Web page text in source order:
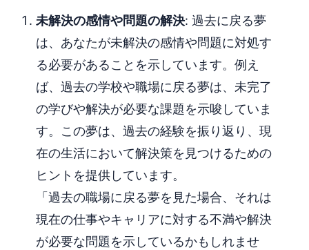
未解決の感情や問題の解決: 過去に戻る夢
は、あなたが未解決の感情や問題に対処す
る必要があることを示しています。例え
ば、過去の学校や職場に戻る夢は、未完了
の学びや解決が必要な課題を示唆していま
す。この夢は、過去の経験を振り返り、現
在の生活において解決策を見つけるための
ヒントを提供しています。
「過去の職場に戻る夢を見た場合、それは
現在の仕事やキャリアに対する不満や解決
が必要な問題を示しているかもしれませ